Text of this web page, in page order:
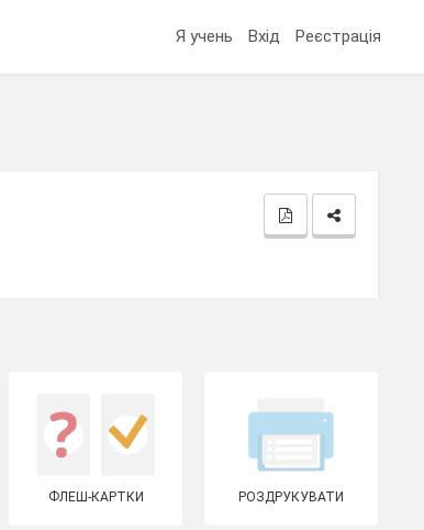
Я учень Вхід Реєстрація
ФЛЕШ-КАРТКИ РОЗДРУКУВАТИ